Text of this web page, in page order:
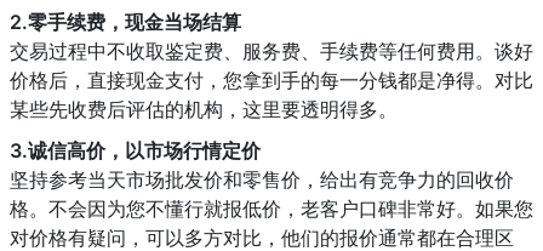
2.零手续费，现金当场结算
交易过程中不收取鉴定费、服务费、手续费等任何费用。谈好
价格后，直接现金支付，您拿到手的每一分钱都是净得。对比
某些先收费后评估的机构，这里要透明得多。
3.诚信高价，以市场行情定价
坚持参考当天市场批发价和零售价，给出有竞争力的回收价
格。不会因为您不懂行就报低价，老客户口碑非常好。如果您
对价格有疑问，可以多方对比，他们的报价通常都在合理区